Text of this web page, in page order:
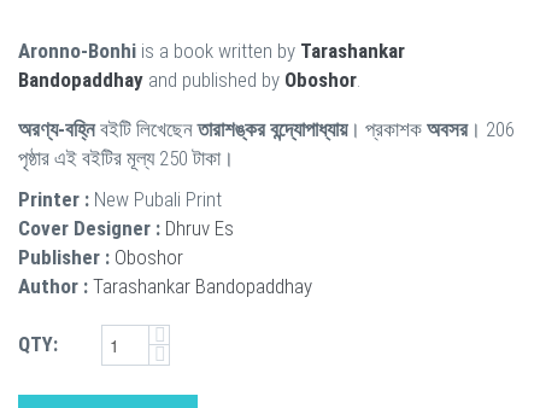
Aronno-Bonhi is a book written by Tarashankar
Bandopaddhay and published by Oboshor
অরণ্য-বহ্নিবইটি লিখেছেনতারাশঙ্কর বন্দ্যোপাধ্যায়। প্রকাশক অবসর। 206
পৃষ্ঠার এই বইটির মূল্য 250 টাকা।
Printer : New Pubali Print
Cover Designer : Dhruv Es
Publisher : Oboshor
Author : Tarashankar Bandopaddhay
QTY: